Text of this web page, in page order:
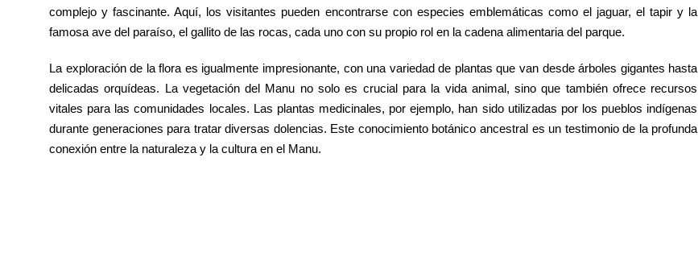
complejo y fascinante. Aquí, los visitantes pueden encontrarse con especies emblemáticas como el jaguar, el tapir y la
famosa ave del paraíso, el gallito de las rocas, cada uno con su propio rol en la cadena alimentaria del parque.
La exploración de la flora es igualmente impresionante, con una variedad de plantas que van desde árboles gigantes hasta
delicadas orquídeas. La vegetación del Manu no solo es crucial para la vida animal, sino que también ofrece recursos
vitales para las comunidades locales. Las plantas medicinales, por ejemplo, han sido utilizadas por los pueblos indígenas
durante generaciones para tratar diversas dolencias. Este conocimiento botánico ancestral es un testimonio de la profunda
conexión entre la naturaleza y la cultura en el Manu.